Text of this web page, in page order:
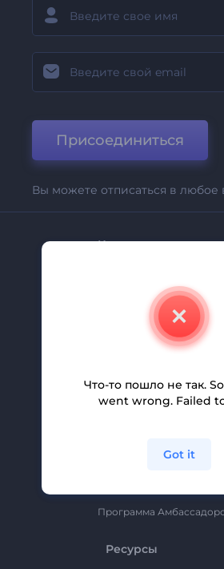
Присоединиться
Вы можете отписаться в любое
Компания
Свяжитесь С Нами
Помощь И Поддержка
Партнерская Программа
Политика
Программа
Ресурсы
Что-то пошло не так.
went wrong. Failed
Got it